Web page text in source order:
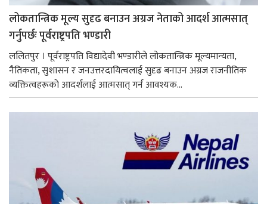
लोकतान्त्रिक मूल्य सुदृढ बनाउन अग्रज नेताको आदर्श आत्मसात्
गर्नुपर्छः पूर्वराष्ट्रपति भण्डारी
ललितपुर । पूर्वराष्ट्रपति विद्यादेवी भण्डारीले लोकतान्त्रिक मूल्यमान्यता,
नैतिकता, सुशासन र जनउत्तरदायित्वलाई सुदृढ बनाउन अग्रज राजनीतिक
व्यक्तित्वहरूको आदर्शलाई आत्मसात् गर्न आवश्यक...